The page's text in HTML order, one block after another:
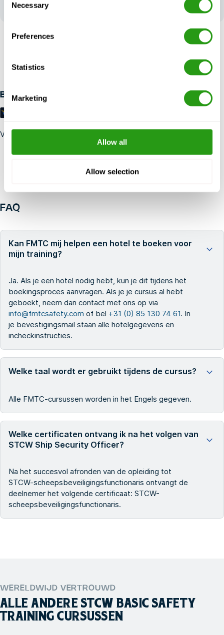
Selection
Necessary
Preferences
Statistics
Marketing
Allow all
Allow selection
Tot 24 uur van tevoren gratis annulering, geen vooruitbetaling
Betaalmethoden
Vertrouw op
uitmuntendheid
FAQ
Kan FMTC mij helpen een hotel te boeken voor
mijn training?
Ja. Als je een hotel nodig hebt, kun je dit tijdens het
boekingsproces aanvragen. Als je je cursus al hebt
geboekt, neem dan contact met ons op via
info@fmtcsafety.com of bel +31 (0) 85 130 74 61. In
je bevestigingsmail staan alle hotelgegevens en
incheckinstructies.
Welke taal wordt er gebruikt tijdens de cursus?
Alle FMTC-cursussen worden in het Engels gegeven.
Welke certificaten ontvang ik na het volgen van
STCW Ship Security Officer?
Na het succesvol afronden van de opleiding tot
STCW-scheepsbeveiligingsfunctionaris ontvangt de
deelnemer het volgende certificaat: STCW-
scheepsbeveiligingsfunctionaris.
WERELDWIJD VERTROUWD
ALLE ANDERE STCW BASIC SAFETY
TRAINING CURSUSSEN